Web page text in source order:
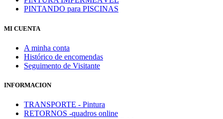
PINTANDO para PISCINAS
MI CUENTA
A minha conta
Histórico de encomendas
Seguimento de Visitante
INFORMACION
TRANSPORTE - Pintura
RETORNOS -quadros online